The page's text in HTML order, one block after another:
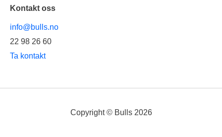
Kontakt oss
info@bulls.no
22 98 26 60
Ta kontakt
Copyright © Bulls 2026